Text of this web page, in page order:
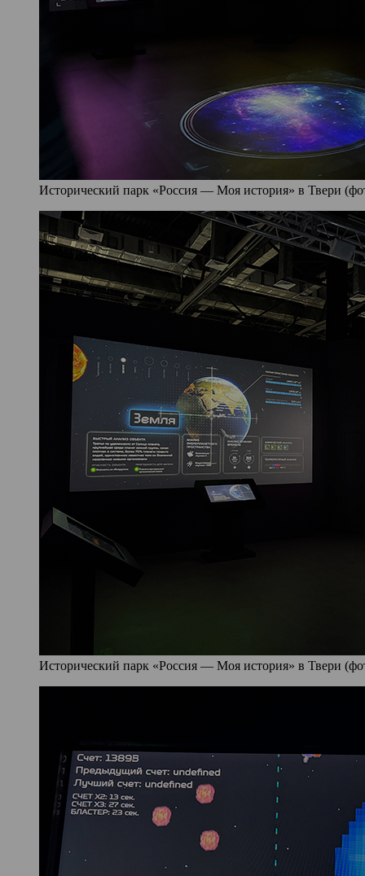
Исторический парк «Россия — Моя история» в Твери
Исторический парк «Россия — Моя история» в Твери